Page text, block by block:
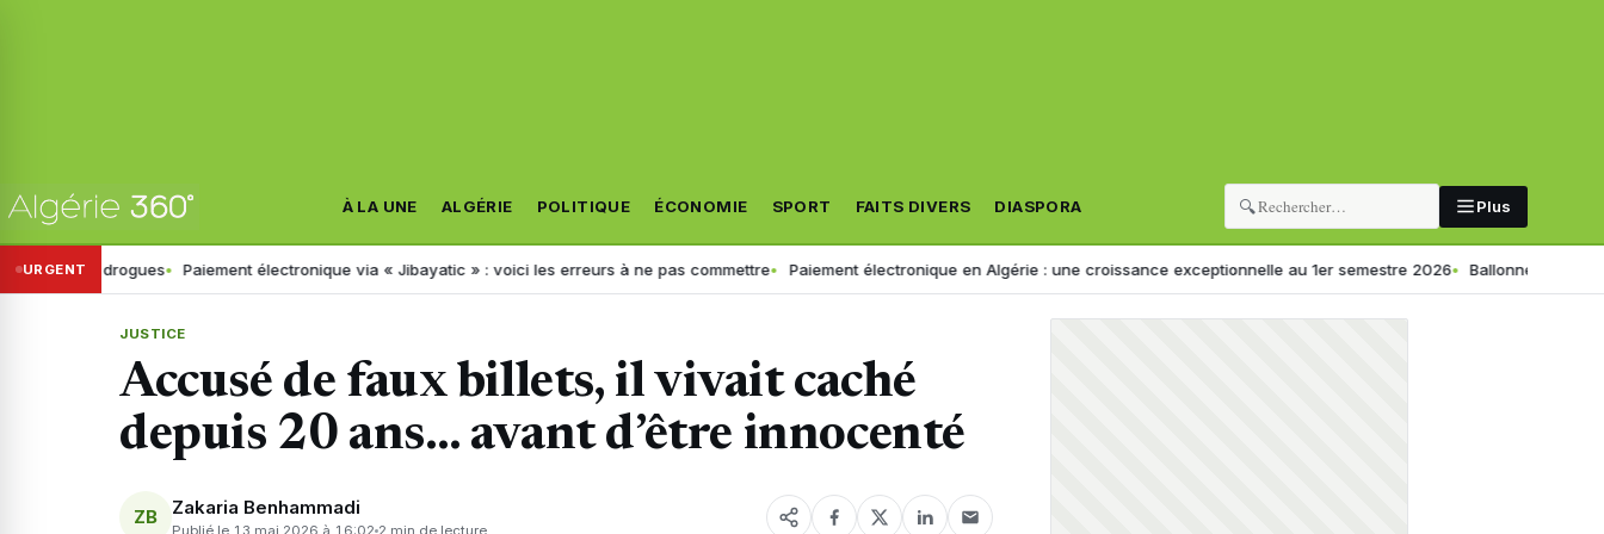
À LA UNE ALGÉRIE POLITIQUE ÉCONOMIE SPORT FAITS DIVERS DIASPORA 🔍 Plus
URGENT
drogues Paiement électronique via « Jibayatic » : voici les erreurs à ne pas commettre Paiement électronique en Algérie : une croissance exceptionnelle au 1er semestre 2026 Ballonnements ou digestion
JUSTICE
Accusé de faux billets, il vivait caché
depuis 20 ans… avant d’être innocenté
ZB Zakaria Benhammadi
Publié le 13 mai 2026 à 16:02 2 min de lecture